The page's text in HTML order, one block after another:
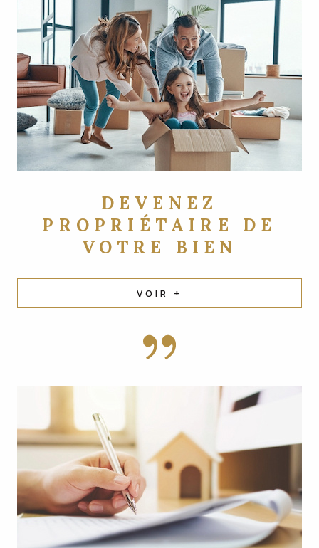
DEVENEZ
PROPRIÉTAIRE DE
VOTRE BIEN
VOIR +